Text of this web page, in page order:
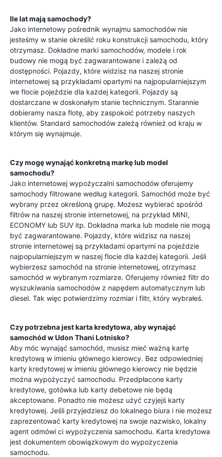
Ile lat mają samochody?
Jako internetowy pośrednik wynajmu samochodów nie
jesteśmy w stanie określić roku konstrukcji samochodu, który
otrzymasz. Dokładne marki samochodów, modele i rok
budowy nie mogą być zagwarantowane i zależą od
dostępności. Pojazdy, które widzisz na naszej stronie
internetowej są przykładami opartymi na najpopularniejszym
we flocie pojeździe dla każdej kategorii. Pojazdy są
dostarczane w doskonałym stanie technicznym. Starannie
dobieramy nasza flotę, aby zaspokoić potrzeby naszych
klientów. Standard samochodów zależą również od kraju w
którym się wynajmuje.
Czy mogę wynająć konkretną markę lub model
samochodu?
Jako internetowej wypożyczalni samochodów oferujemy
samochody filtrowane według kategorii. Samochód może być
wybrany przez określoną grupę. Możesz wybierać spośród
filtrów na naszej stronie internetowej, na przykład MINI,
ECONOMY lub SUV itp. Dokładna marka lub modele nie mogą
być zagwarantowane. Pojazdy, które widzisz na naszej
stronie internetowej są przykładami opartymi na pojeździe
najpopularniejszym w naszej flocie dla każdej kategorii. Jeśli
wybierzesz samochód na stronie internetowej, otrzymasz
samochód w wybranym rozmiarze. Oferujemy również filtr do
wyszukiwania samochodów z napędem automatycznym lub
diesel. Tak więc potwierdzimy rozmiar i filtr, który wybrałeś.
Czy potrzebna jest karta kredytowa, aby wynająć
samochód wUdon Thani Lotnisko?
Aby móc wynająć samochód, musisz mieć ważną kartę
kredytową w imieniu głównego kierowcy. Bez odpowiedniej
karty kredytowej w imieniu głównego kierowcy nie będzie
można wypożyczyć samochodu. Przedpłacone karty
kredytowe, gotówka lub karty debetowe nie będą
akceptowane. Ponadto nie możesz użyć czyjejś karty
kredytowej. Jeśli przyjedziesz do lokalnego biura i nie możesz
zaprezentować karty kredytowej na swoje nazwisko, lokalny
agent odmówi ci wypożyczenia samochodu. Karta kredytowa
jest dokumentem obowiązkowym do wypożyczenia
samochodu.